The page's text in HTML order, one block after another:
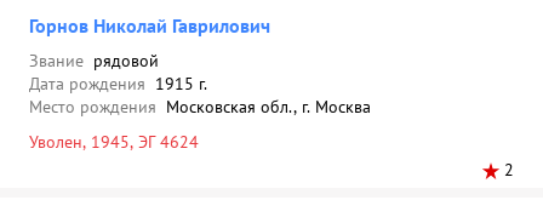
Горнов Николай Гаврилович
Звание рядовой
Дата рождения 1915 г.
Место рождения Московская обл., г. Москва
Уволен, 1945, ЭГ 4624
2